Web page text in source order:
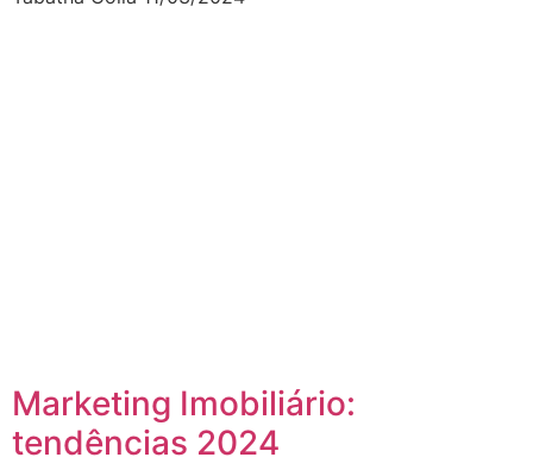
Marketing Imobiliário:
tendências 2024